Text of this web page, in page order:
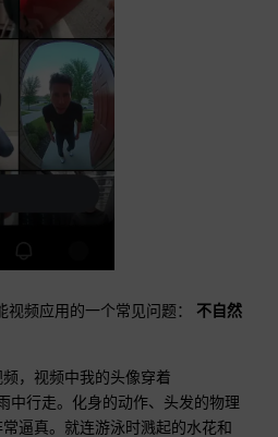
频应用的一个常见问题： 不自然
，视频中我的头像穿着
中行走。化身的动作、头发的物理
逼真。就连游泳时溅起的水花和